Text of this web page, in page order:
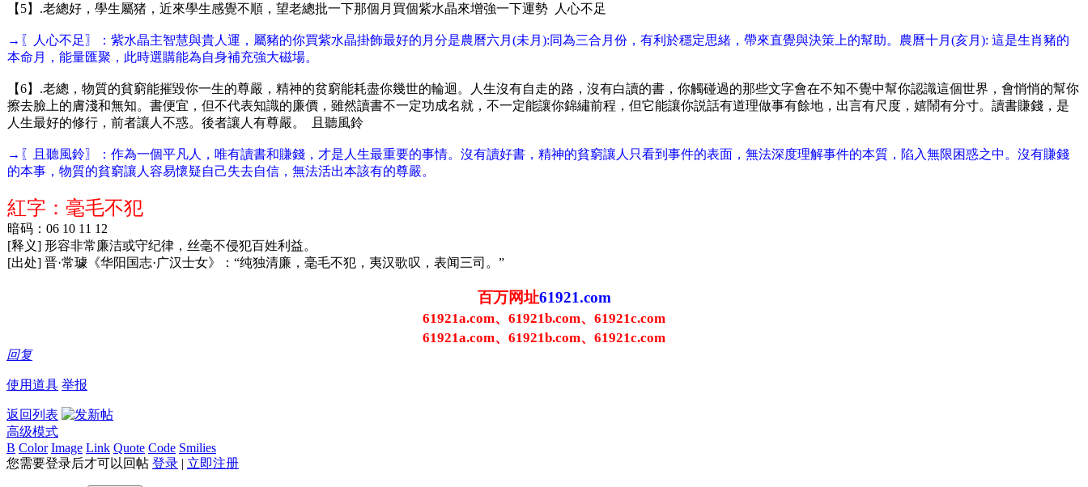
【5】.老總好，學生屬猪，近來學生感覺不順，望老總批一下那個月買個紫水晶來增強一下運勢 人心不足
→〖人心不足〗：紫水晶主智慧與貴人運，屬豬的你買紫水晶掛飾最好的月分是農曆六月(未月):同為三合月份，有利於穩定思緒，帶來直覺與決策上的幫助。農曆十月(亥月): 這是生肖豬的
本命月，能量匯聚，此時選購能為自身補充強大磁場。
【6】.老總，物質的貧窮能摧毀你一生的尊嚴，精神的贫窮能耗盡你幾世的輪迴。人生沒有自走的路，沒有白讀的書，你觸碰過的那些文字會在不知不覺中幫你認識這個世界，會悄悄的幫你
擦去臉上的膚淺和無知。書便宜，但不代表知識的廉價，雖然讀書不一定功成名就，不一定能讓你錦繡前程，但它能讓你説話有道理做事有餘地，出言有尺度，嬉鬧有分寸。讀書賺錢，是
人生最好的修行，前者讓人不惑。後者讓人有尊嚴。 且聽風鈴
→〖且聽風鈴〗：作為一個平凡人，唯有讀書和賺錢，才是人生最重要的事情。沒有讀好書，精神的貧窮讓人只看到事件的表面，無法深度理解事件的本質，陷入無限困惑之中。沒有賺錢
的本事，物質的貧窮讓人容易懷疑自己失去自信，無法活出本該有的尊嚴。
紅字：毫毛不犯
暗码：06 10 11 12
[释义] 形容非常廉洁或守纪律，丝毫不侵犯百姓利益。
[出处] 晋·常璩《华阳国志·广汉士女》：“纯独清廉，毫毛不犯，夷汉歌叹，表闻三司。”
百万网址61921.com
61921a.com、61921b.com、61921c.com
61921a.com、61921b.com、61921c.com
回复
使用道具 举报
返回列表
高级模式
B Color Image Link Quote Code Smilies
您需要登录后才可以回帖 登录 | 立即注册